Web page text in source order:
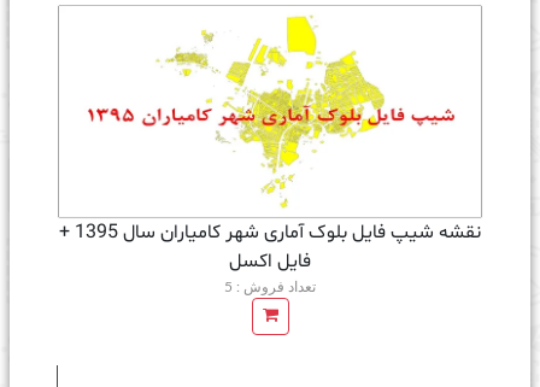
نقشه شیپ فایل بلوک آماری شهر کامیاران سال 1395 +
فايل اكسل
تعداد فروش : 5